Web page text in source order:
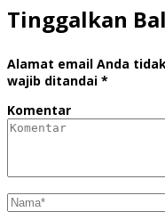
Tinggalkan
Alamat email Anda
wajib ditandai *
Komentar